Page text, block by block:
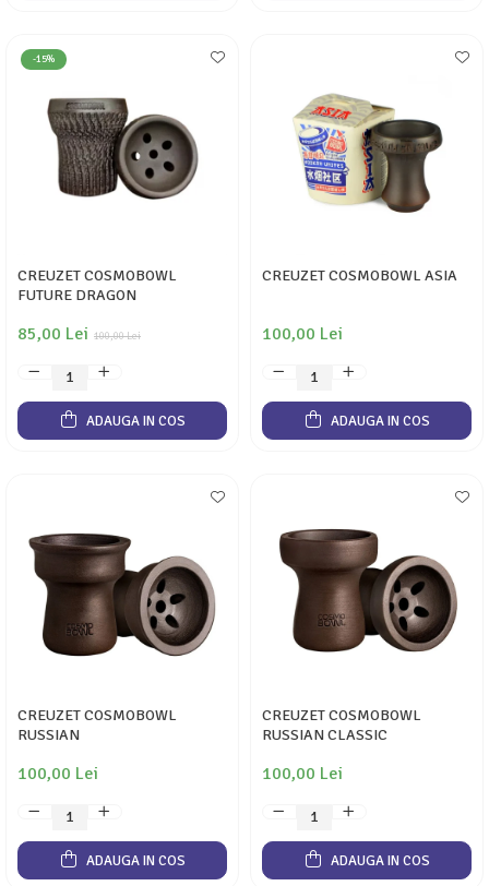
-15%
CREUZET COSMOBOWL
FUTURE DRAGON
100,00 Lei
85,00 Lei
ADAUGA IN COS
CREUZET COSMOBOWL ASIA
100,00 Lei
ADAUGA IN COS
CREUZET COSMOBOWL
RUSSIAN
100,00 Lei
ADAUGA IN COS
CREUZET COSMOBOWL
RUSSIAN CLASSIC
100,00 Lei
ADAUGA IN COS